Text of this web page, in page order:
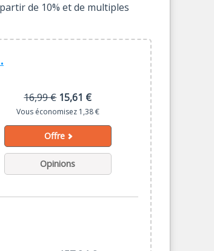
de 10% et de multiples
16,99 € 15,61 €
Vous économisez 1,38 €
Offre
Opinions